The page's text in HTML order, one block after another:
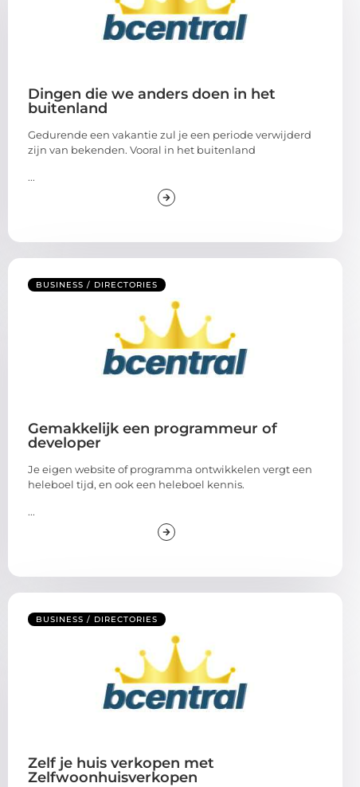
Dingen die we anders doen in het
buitenland
Gedurende een vakantie zul je een periode verwijderd
zijn van bekenden. Vooral in het buitenland
...
BUSINESS / DIRECTORIES
Gemakkelijk een programmeur of
developer
Je eigen website of programma ontwikkelen vergt een
heleboel tijd, en ook een heleboel kennis.
...
BUSINESS / DIRECTORIES
Zelf je huis verkopen met
Zelfwoonhuisverkopen